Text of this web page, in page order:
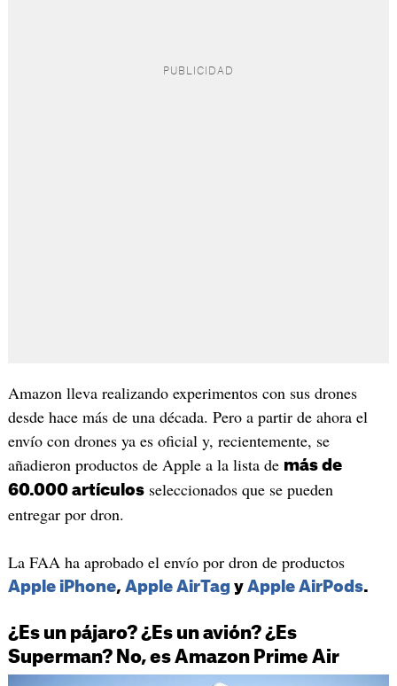
Amazon lleva realizando experimentos con sus drones
desde hace más de una década. Pero a partir de ahora el
envío con drones ya es oficial y, recientemente, se
añadieron productos de Apple a la lista de más de
60.000 artículosseleccionados que se pueden
entregar por dron.
La FAA ha aprobado el envío por dron de productos
Apple iPhone, Apple AirTag y Apple AirPods.
¿Es un pájaro? ¿Es un avión? ¿Es
Superman? No, es Amazon Prime Air